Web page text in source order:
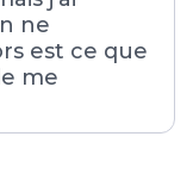
ne
est ce que
me